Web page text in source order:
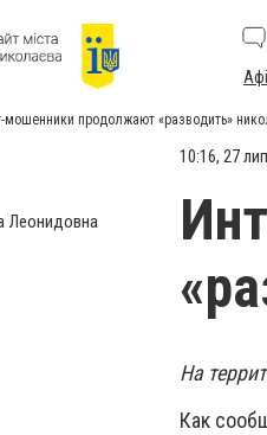
мошенники продолжают «разводить»
Леонидовна
10:16, 27
На
Как